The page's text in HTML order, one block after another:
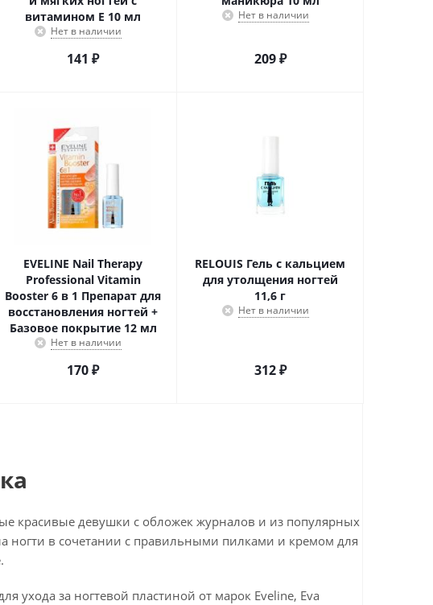
витамином Е 10 мл
Нет в наличии
141 ₽
Нет в наличии
209₽
EVELINE Nail Therapy
Professional Vitamin
Booster 6 в 1 Препарат для
восстановления ногтей +
Базовое покрытие 12 мл
Нет в наличии
170₽
RELOUIS Гель с кальцием
для утолщения ногтей
11,6 г
Нет в наличии
312₽
красивые девушки с обложек журналов и из популярных
ногти в сочетании с правильными пилками и кремом для
ухода за ногтевой пластиной от марок Eveline, Eva